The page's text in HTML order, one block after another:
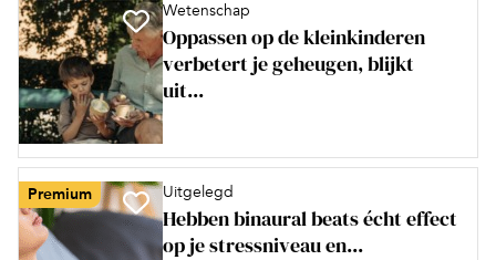
Wetenschap
Oppassen op de kleinkinderen
verbetert je geheugen, blijkt
uit...
Premium Uitgelegd
Hebben binaural beats écht effect
op je stressniveau en...